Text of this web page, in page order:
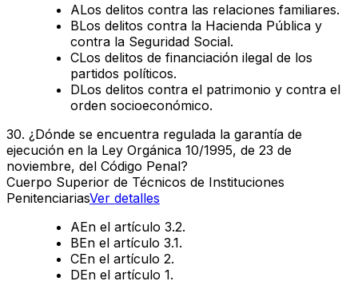
ALos delitos contra las relaciones familiares.
BLos delitos contra la Hacienda Pública y
contra la Seguridad Social.
CLos delitos de financiación ilegal de los
partidos políticos.
DLos delitos contra el patrimonio y contra el
orden socioeconómico.
30. ¿Dónde se encuentra regulada la garantía de
ejecución en la Ley Orgánica 10/1995, de 23 de
noviembre, del Código Penal?
Cuerpo Superior de Técnicos de Instituciones
PenitenciariasVer detalles
AEn el artículo 3.2.
BEn el artículo 3.1.
CEn el artículo 2.
DEn el artículo 1.